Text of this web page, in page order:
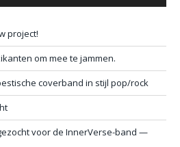
project!
om mee te jammen.
coverband in stijl pop/rock
voor de InnerVerse-band —